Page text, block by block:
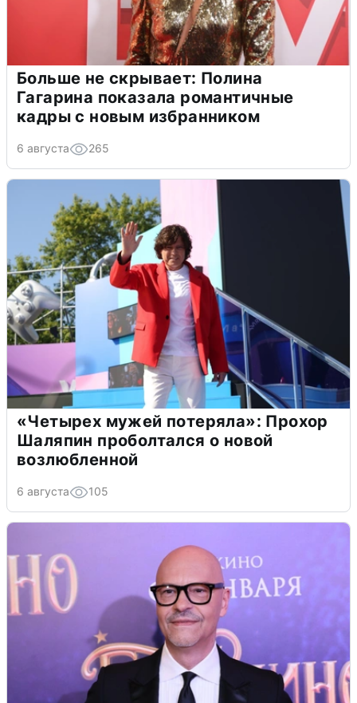
Больше не скрывает: Полина
Гагарина показала романтичные
кадры с новым избранником
6 августа 265
«Четырех мужей потеряла»: Прохор
Шаляпин проболтался о новой
возлюбленной
6 августа 105